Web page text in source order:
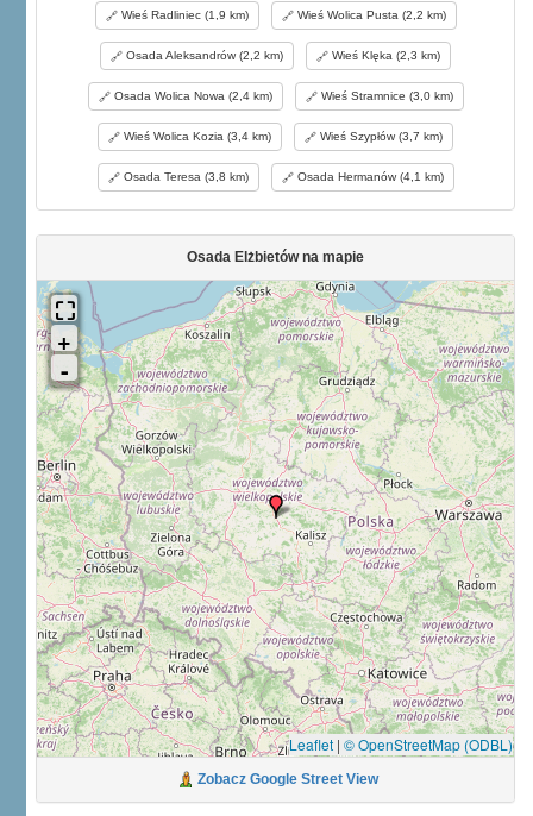
Wieś Radliniec (1,9 km) Wieś Wolica Pusta (2,2 km)
Osada Aleksandrów (2,2 km) Wieś Klęka (2,3 km)
Osada Wolica Nowa (2,4 km) Wieś Stramnice (3,0 km)
Wieś Wolica Kozia (3,4 km) Wieś Szypłów (3,7 km)
Osada Teresa (3,8 km) Osada Hermanów (4,1 km)
Osada Elżbietów na mapie
Leaflet | © OpenStreetMap (ODBL)
Zobacz Google Street View